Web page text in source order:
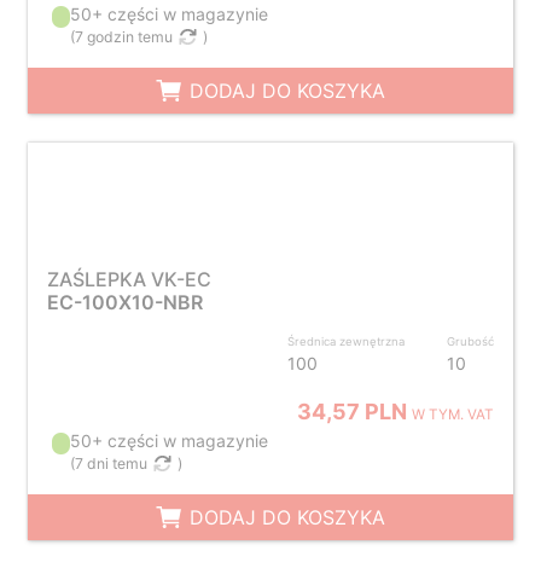
50+ części w magazynie
(7 godzin temu )
DODAJ DO KOSZYKA
ZAŚLEPKA VK-EC
EC-100X10-NBR
Średnica zewnętrzna
100
Grubość
10
34,57 PLNW TYM. VAT
50+ części w magazynie
(7 dni temu )
DODAJ DO KOSZYKA